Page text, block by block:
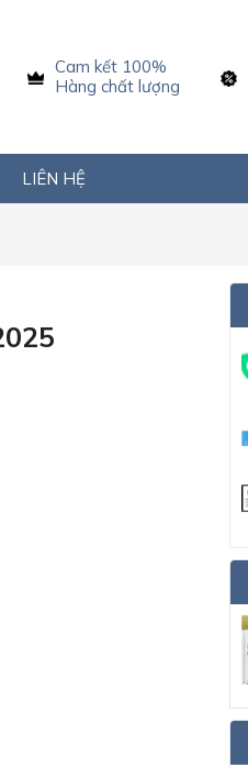
Cam kết 100%
Hàng chất lượng
LIÊN HỆ